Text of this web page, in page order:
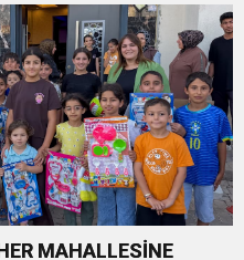
MAHALLESİNE